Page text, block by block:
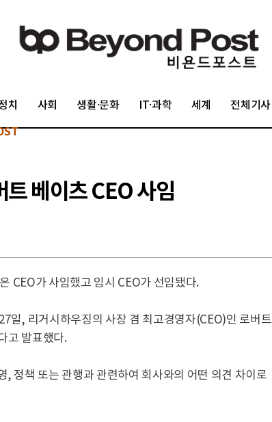
치 사회 생활·문화 IT·과학 세계 전체기사
베이츠 CEO 사임
가 사임했고 임시 CEO가 선임됐다.
일, 리거시하우징의 사장 겸 최고경영자(CEO)인 로버트
고 발표했다.
정책 또는 관행과 관련하여 회사와의 어떤 의견 차이로